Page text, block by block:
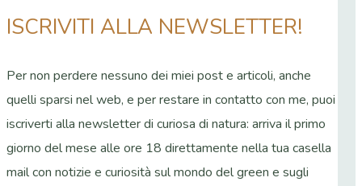
ISCRIVITI ALLA NEWSLETTER!
Per non perdere nessuno dei miei post e articoli, anche
quelli sparsi nel web, e per restare in contatto con me, puoi
iscriverti alla newsletter di curiosa di natura: arriva il primo
giorno del mese alle ore 18 direttamente nella tua casella
mail con notizie e curiosità sul mondo del green e sugli